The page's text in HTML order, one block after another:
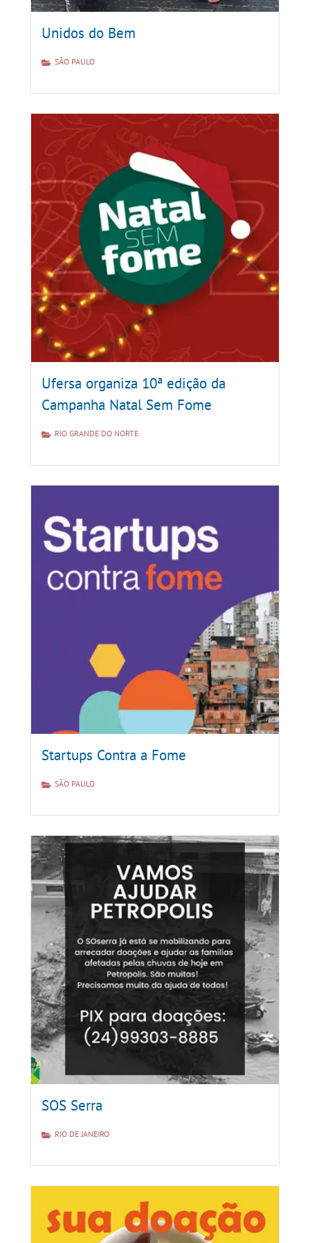
Unidos do Bem
SÃO PAULO
Ufersa organiza 10ª edição da
Campanha Natal Sem Fome
RIO GRANDE DO NORTE
Startups Contra a Fome
SÃO PAULO
SOS Serra
RIO DE JANEIRO